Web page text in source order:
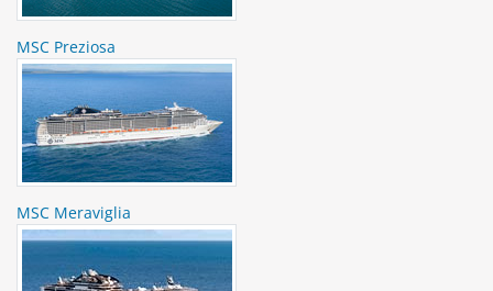
MSC Preziosa
MSC Meraviglia